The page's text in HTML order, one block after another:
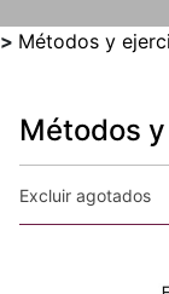
> Métodos y
Métodos
Excluir agotados